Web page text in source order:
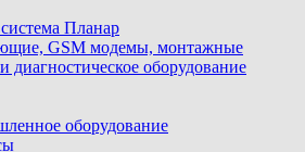
Планар
GSM модемы, монтажные
диагностическое оборудование
оборудование